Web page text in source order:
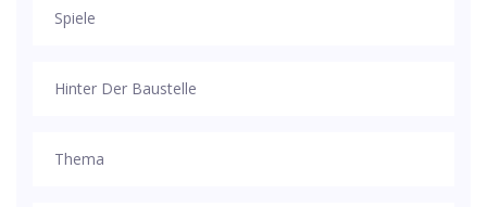
Spiele
Hinter Der Baustelle
Thema